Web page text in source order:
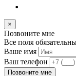
×
Позвоните мне
Все поля
Ваше имя
Ваш телефон
Позвоните мне